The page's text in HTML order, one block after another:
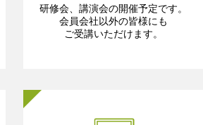
研修会、講演会の開催予定です。
会員会社以外の皆様にも
ご受講いただけます。